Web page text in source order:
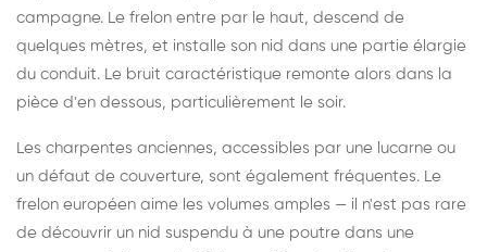
campagne. Le frelon entre par le haut, descend de
quelques mètres, et installe son nid dans une partie élargie
du conduit. Le bruit caractéristique remonte alors dans la
pièce d'en dessous, particulièrement le soir.
Les charpentes anciennes, accessibles par une lucarne ou
un défaut de couverture, sont également fréquentes. Le
frelon européen aime les volumes amples — il n'est pas rare
de découvrir un nid suspendu à une poutre dans une